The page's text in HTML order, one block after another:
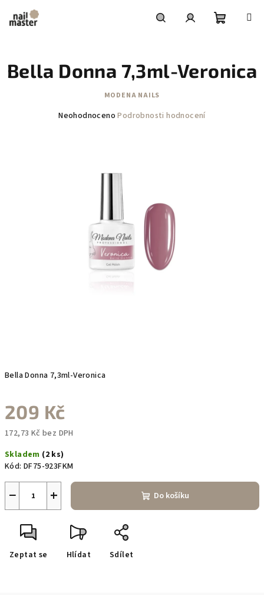
obsah
košík
Bella Donna 7,3ml-Veronica
209 Kč
172,73 Kč bez DPH
cena:
Skladem (2 ks)
Kód: DF75-923FKM
+
− Do košíku
Zeptat se Hlídat Sdílet
Bella Donna 7,3ml-Veronica
MODENA NAILS
Průměrné
Neohodnoceno Podrobnosti hodnocení